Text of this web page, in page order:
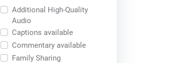
Additional High-Quality
Audio
Captions available
Commentary available
Family Sharing